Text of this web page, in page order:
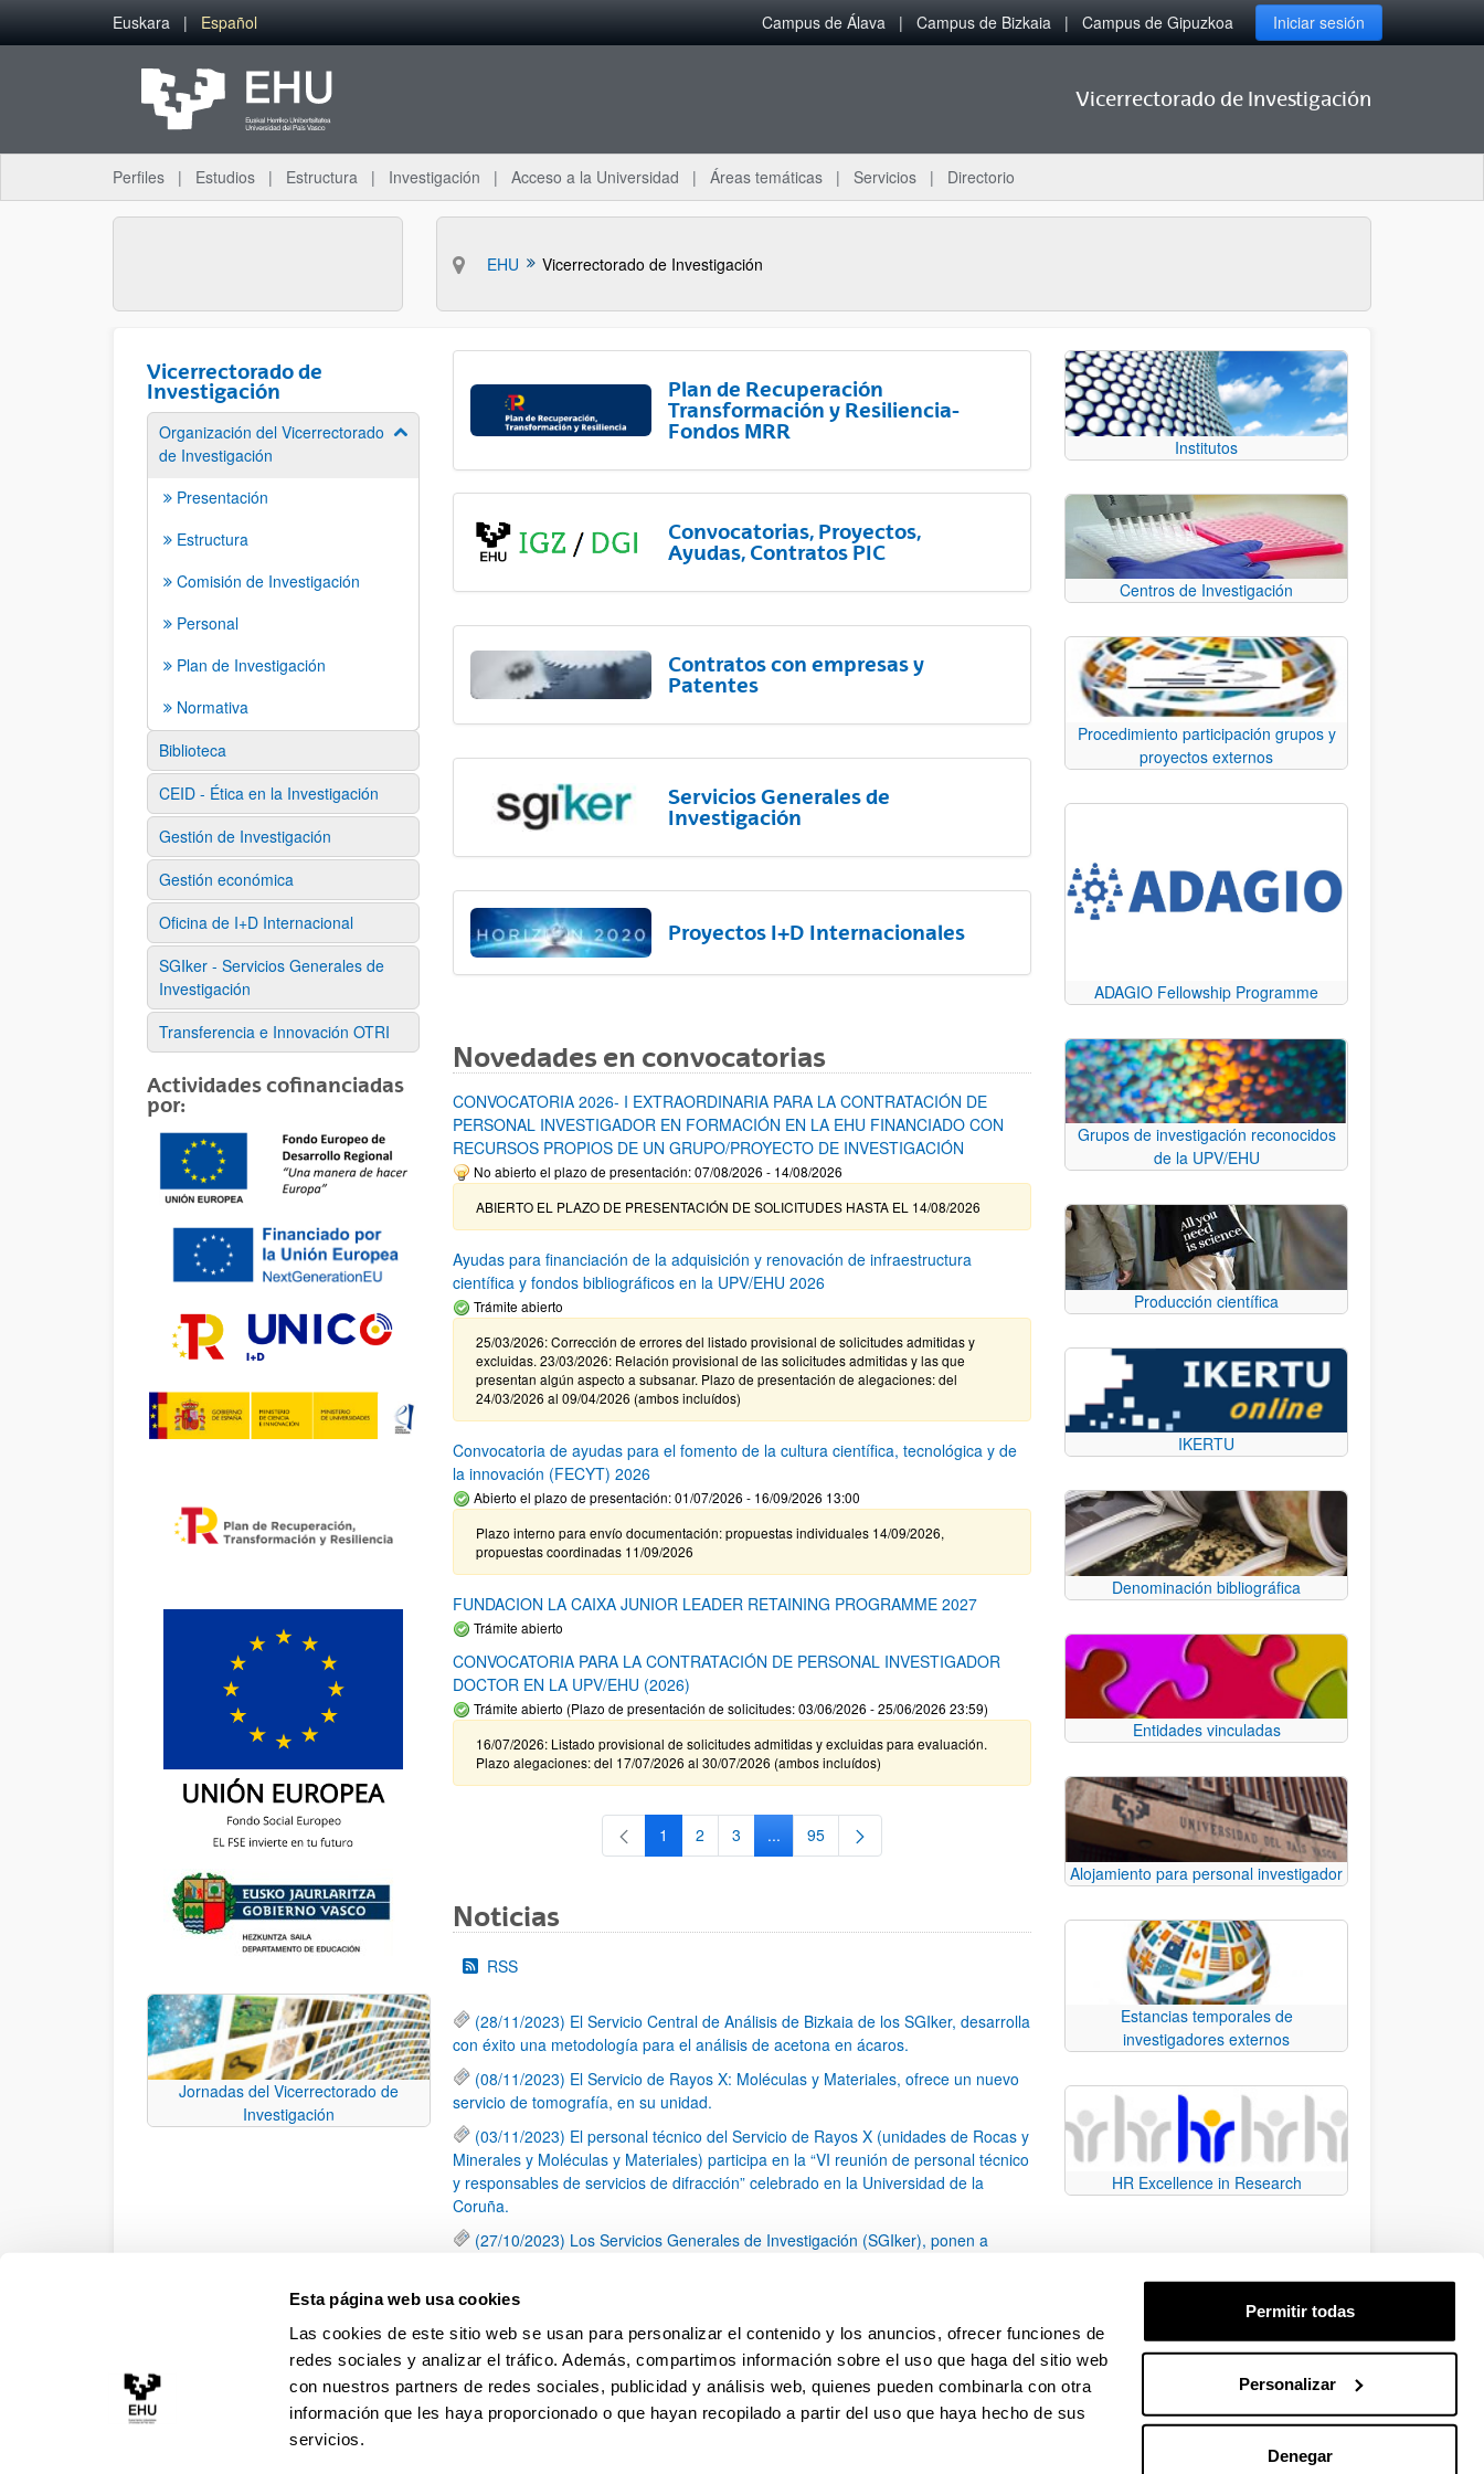
Esta página web usa cookies
Las cookies de este sitio web se usan para personalizar el contenido y los anuncios, ofrecer funciones de
redes sociales y analizar el tráfico. Además, compartimos información sobre el uso que haga del sitio web
con nuestros partners de redes sociales, publicidad y análisis web, quienes pueden combinarla con otra
información que les haya proporcionado o que hayan recopilado a partir del uso que haya hecho de sus
servicios.
Permitir todas
Personalizar
Denegar
Saltar al contenido principal
Euskara Español Campus de Álava Campus de Bizkaia Campus de Gipuzkoa Iniciar sesión
Vicerrectorado de Investigación
Perfiles Estudios Estructura Investigación Acceso a la Universidad Áreas temáticas Servicios Directorio
EHU Vicerrectorado de Investigación
Vicerrectorado de
Investigación
Organización del Vicerrectorado
de Investigación
Mostrar/ocultar subpáginas
Presentación
Estructura
Comisión de Investigación
Personal
Plan de Investigación
Normativa
Biblioteca
CEID - Ética en la Investigación
Gestión de Investigación
Gestión económica
Oficina de I+D Internacional
SGIker - Servicios Generales de
Investigación
Transferencia e Innovación OTRI
Actividades cofinanciadas
por:
Jornadas del Vicerrectorado de
Investigación
Plan de Recuperación
Transformación y Resiliencia-
Fondos MRR
Convocatorias, Proyectos,
Ayudas, Contratos PIC
Contratos con empresas y
Patentes
Servicios Generales de
Investigación
Proyectos I+D Internacionales
Novedades en convocatorias
CONVOCATORIA 2026- I EXTRAORDINARIA PARA LA CONTRATACIÓN DE
PERSONAL INVESTIGADOR EN FORMACIÓN EN LA EHU FINANCIADO CON
RECURSOS PROPIOS DE UN GRUPO/PROYECTO DE INVESTIGACIÓN
No abierto el plazo de presentación: 07/08/2026 - 14/08/2026
ABIERTO EL PLAZO DE PRESENTACIÓN DE SOLICITUDES HASTA EL 14/08/2026
Ayudas para financiación de la adquisición y renovación de infraestructura
científica y fondos bibliográficos en la UPV/EHU 2026
Trámite abierto
25/03/2026: Corrección de errores del listado provisional de solicitudes admitidas y
excluidas. 23/03/2026: Relación provisional de las solicitudes admitidas y las que
presentan algún aspecto a subsanar. Plazo de presentación de alegaciones: del
24/03/2026 al 09/04/2026 (ambos incluídos)
Convocatoria de ayudas para el fomento de la cultura científica, tecnológica y de
la innovación (FECYT) 2026
Abierto el plazo de presentación: 01/07/2026 - 16/09/2026 13:00
Plazo interno para envío documentación: propuestas individuales 14/09/2026,
propuestas coordinadas 11/09/2026
FUNDACION LA CAIXA JUNIOR LEADER RETAINING PROGRAMME 2027
Trámite abierto
CONVOCATORIA PARA LA CONTRATACIÓN DE PERSONAL INVESTIGADOR
DOCTOR EN LA UPV/EHU (2026)
Trámite abierto (Plazo de presentación de solicitudes: 03/06/2026 - 25/06/2026 23:59)
16/07/2026: Listado provisional de solicitudes admitidas y excluidas para evaluación.
Plazo alegaciones: del 17/07/2026 al 30/07/2026 (ambos incluídos)
Página
1 Página
2 Página
3 ...Páginas intermedias Use TAB para desplazarse.
Página
95
Noticias
RSS
(28/11/2023) El Servicio Central de Análisis de Bizkaia de los SGIker, desarrolla
con éxito una metodología para el análisis de acetona en ácaros.
(08/11/2023) El Servicio de Rayos X: Moléculas y Materiales, ofrece un nuevo
servicio de tomografía, en su unidad.
(03/11/2023) El personal técnico del Servicio de Rayos X (unidades de Rocas y
Minerales y Moléculas y Materiales) participa en la “VI reunión de personal técnico
y responsables de servicios de difracción” celebrado en la Universidad de la
Coruña.
(27/10/2023) Los Servicios Generales de Investigación (SGIker), ponen a
Movilidad Internacional CERU On the Move
Página
1 ...Páginas intermedias Use TAB para desplazarse.
Página
4 Página
5 Página
6 ...
Páginas intermedias Use TAB para desplazarse.
Página
79
Institutos
Centros de Investigación
Procedimiento participación grupos y
proyectos externos
ADAGIO Fellowship Programme
Grupos de investigación reconocidos
de la UPV/EHU
Producción científica
IKERTU
Denominación bibliográfica
Entidades vinculadas
Alojamiento para personal investigador
Estancias temporales de
investigadores externos
HR Excellence in Research